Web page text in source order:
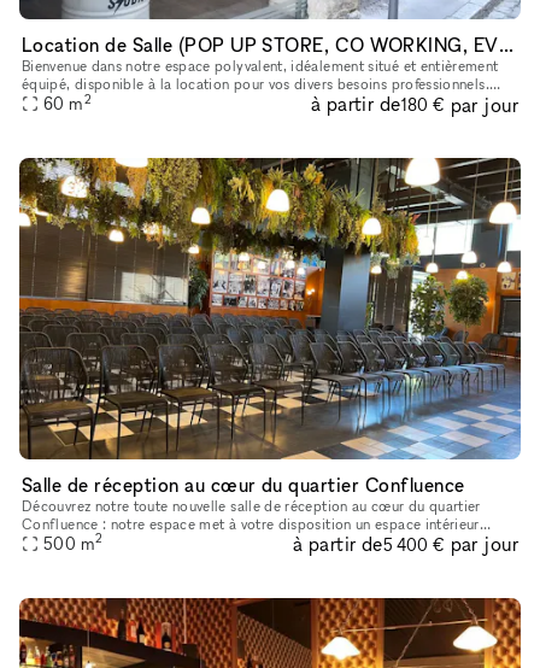
Location de Salle (POP UP STORE, CO WORKING, EVENTS...)
Bienvenue dans notre espace polyvalent, idéalement situé et entièrement
équipé, disponible à la location pour vos divers besoins professionnels.
Que vous souhaitiez organiser un événement, ouvrir un
60 m2 à partir de180 € par jour
Salle de réception au cœur du quartier Confluence
Découvrez notre toute nouvelle salle de réception au cœur du quartier
Confluence : notre espace met à votre disposition un espace intérieur
spacieux de 350 m², accompagné de plus de 200 m² de terrass
500 m2 à partir de5 400 € par jour